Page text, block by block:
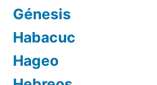
Génesis
Habacuc
Hageo